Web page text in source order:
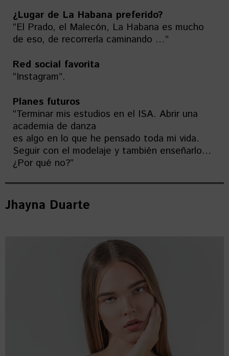
¿Lugar de La Habana preferido?
“El Prado, el Malecón, La Habana es mucho
de eso, de recorrerla caminando …”
Red social favorita
“Instagram”.
Planes futuros
“Terminar mis estudios en el ISA. Abrir una
academia de danza
es algo en lo que he pensado toda mi vida.
Seguir con el modelaje y también enseñarlo…
¿Por qué no?”
Jhayna Duarte